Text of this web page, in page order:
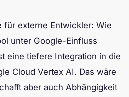
für externe Entwickler: Wie
unter Google-Einfluss
eine tiefere Integration in die
Cloud Vertex AI. Das wäre
aber auch Abhängigkeit